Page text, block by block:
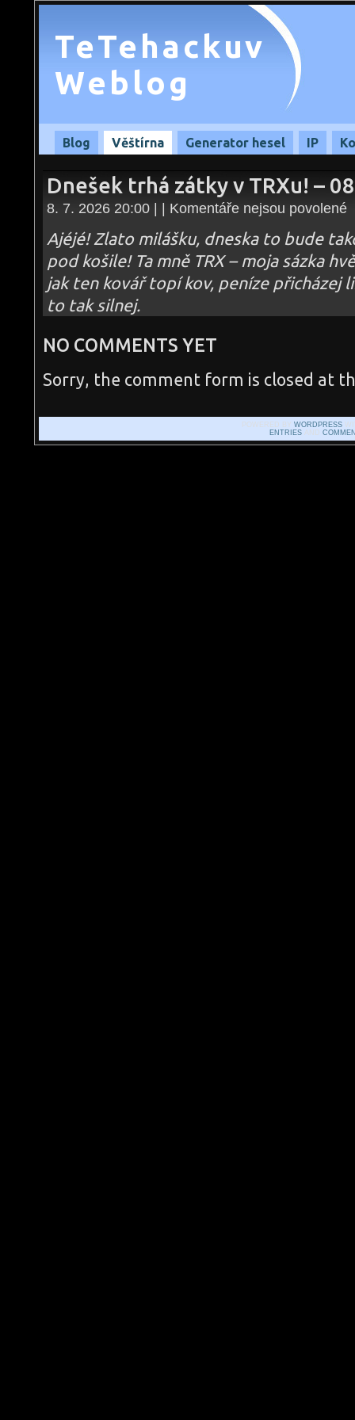
TeTehackuv
Weblog
Blog Věštírna Generator hesel IP
Dnešek trhá zátky v TRXu! –
8. 7. 2026 20:00 | | Komentáře nejsou povolené
v
–
Ajéjé! Zlato milášku, dneska to bude
pod košile! Ta mně TRX – moja sázka
jak ten kovář topí kov, peníze přicházej
to tak silnej.
NO COMMENTS YET
Sorry, the comment form is closed at
POWERED BY WORDPRESS
ENTRIESAND